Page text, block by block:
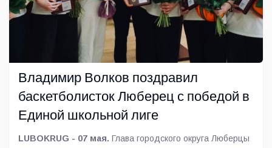
Владимир Волков поздравил
баскетболисток Люберец с победой в
Единой школьной лиге
LUBOKRUG - 07 мая. Глава городского округа Люберцы